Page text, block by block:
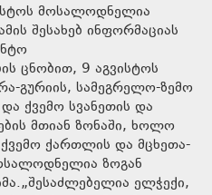
მოსალოდნელია
შესახებ ინფორმაციას
ცნობით, 9 აგვისტოს
გურიის, სამეგრელო-ზემო
ქვემო სვანეთის და
მთიან ზონაში, ხოლო
ქართლის და მცხეთა-
ზოგან
ელჭექი,